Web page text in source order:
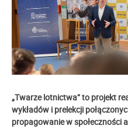
„Twarze lotnictwa” to projekt
wykładów i prelekcji
propagowanie w społeczności